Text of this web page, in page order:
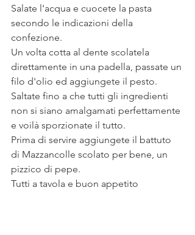
Salate l'acqua e cuocete la pasta
secondo le indicazioni della
confezione.
Un volta cotta al dente scolatela
direttamente in una padella, passate un
filo d'olio ed aggiungete il pesto.
Saltate fino a che tutti gli ingredienti
non si siano amalgamati perfettamente
e voilà sporzionate il tutto.
Prima di servire aggiungete il battuto
di Mazzancolle scolato per bene, un
pizzico di pepe.
Tutti a tavola e buon appetito